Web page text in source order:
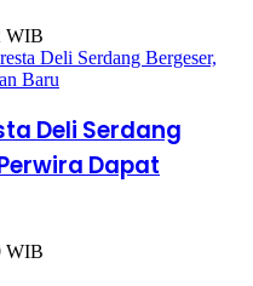
WIB
Deli Serdang
Dapat
WIB